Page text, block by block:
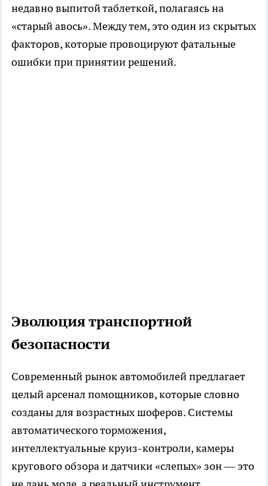
недавно выпитой таблеткой, полагаясь на
«старый авось». Между тем, это один из скрытых
факторов, которые провоцируют фатальные
ошибки при принятии решений.
Эволюция транспортной
безопасности
Современный рынок автомобилей предлагает
целый арсенал помощников, которые словно
созданы для возрастных шоферов. Системы
автоматического торможения,
интеллектуальные круиз-контроли, камеры
кругового обзора и датчики «слепых» зон — это